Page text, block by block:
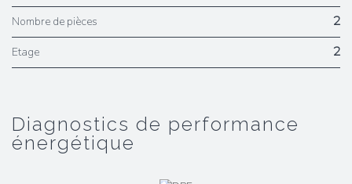
Nombre de pièces 2
Etage 2
diagnostics de performance
énergétique